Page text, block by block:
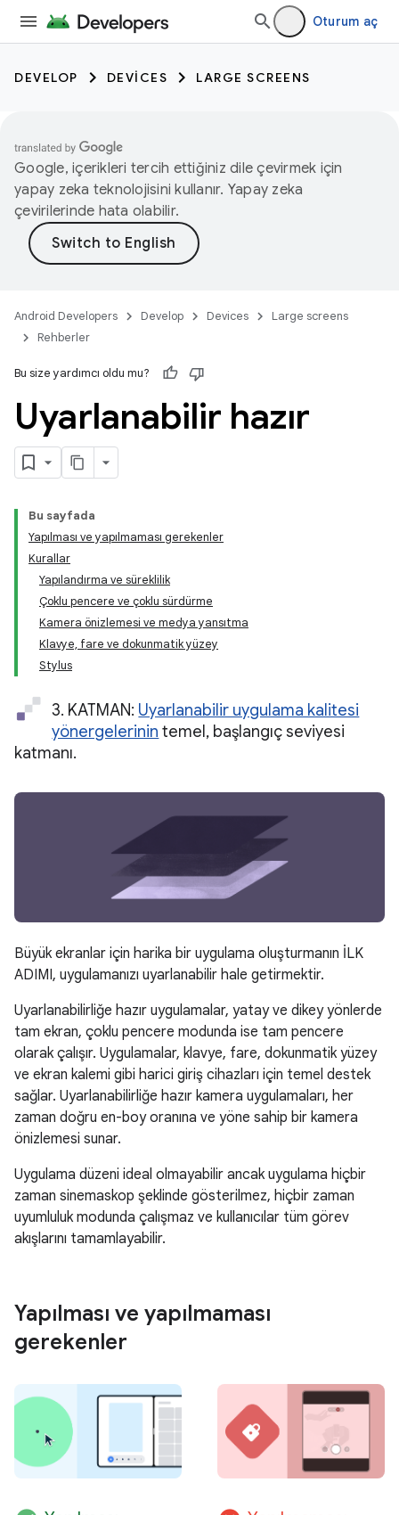
Oturum aç
DEVELOP DEVICES LARGE SCREENS
Google, içerikleri tercih ettiğiniz dile çevirmek için
yapay zeka teknolojisini kullanır. Yapay zeka
çevirilerinde hata olabilir.
Android Developers Develop Devices
Large screens
Rehberler
Bu size yardımcı oldu mu?
Uyarlanabilir hazır
Bu sayfada
Yapılması ve yapılmaması gerekenler
Kurallar
Yapılandırma ve süreklilik
Çoklu pencere ve çoklu sürdürme
Kamera önizlemesi ve medya yansıtma
Klavye, fare ve dokunmatik yüzey
Stylus
3. KATMAN: Uyarlanabilir uygulama kalitesi
yönergelerinin temel, başlangıç seviyesi
katmanı.
Büyük ekranlar için harika bir uygulama oluşturmanın İLK
ADIMI, uygulamanızı uyarlanabilir hale getirmektir.
Uyarlanabilirliğe hazır uygulamalar, yatay ve dikey yönlerde
tam ekran, çoklu pencere modunda ise tam pencere
olarak çalışır. Uygulamalar, klavye, fare, dokunmatik yüzey
ve ekran kalemi gibi harici giriş cihazları için temel destek
sağlar. Uyarlanabilirliğe hazır kamera uygulamaları, her
zaman doğru en-boy oranına ve yöne sahip bir kamera
önizlemesi sunar.
Uygulama düzeni ideal olmayabilir ancak uygulama hiçbir
zaman sinemaskop şeklinde gösterilmez, hiçbir zaman
uyumluluk modunda çalışmaz ve kullanıcılar tüm görev
akışlarını tamamlayabilir.
Yapılması ve yapılmaması
gerekenler